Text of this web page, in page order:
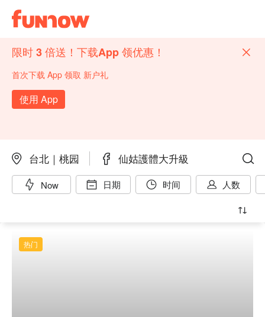
限时 3 倍送！下载App 领优惠！
首次下载 App 领取 新户礼
使用 App
台北｜桃园 仙姑護體大升級
Now 日期 时间 人数
热门